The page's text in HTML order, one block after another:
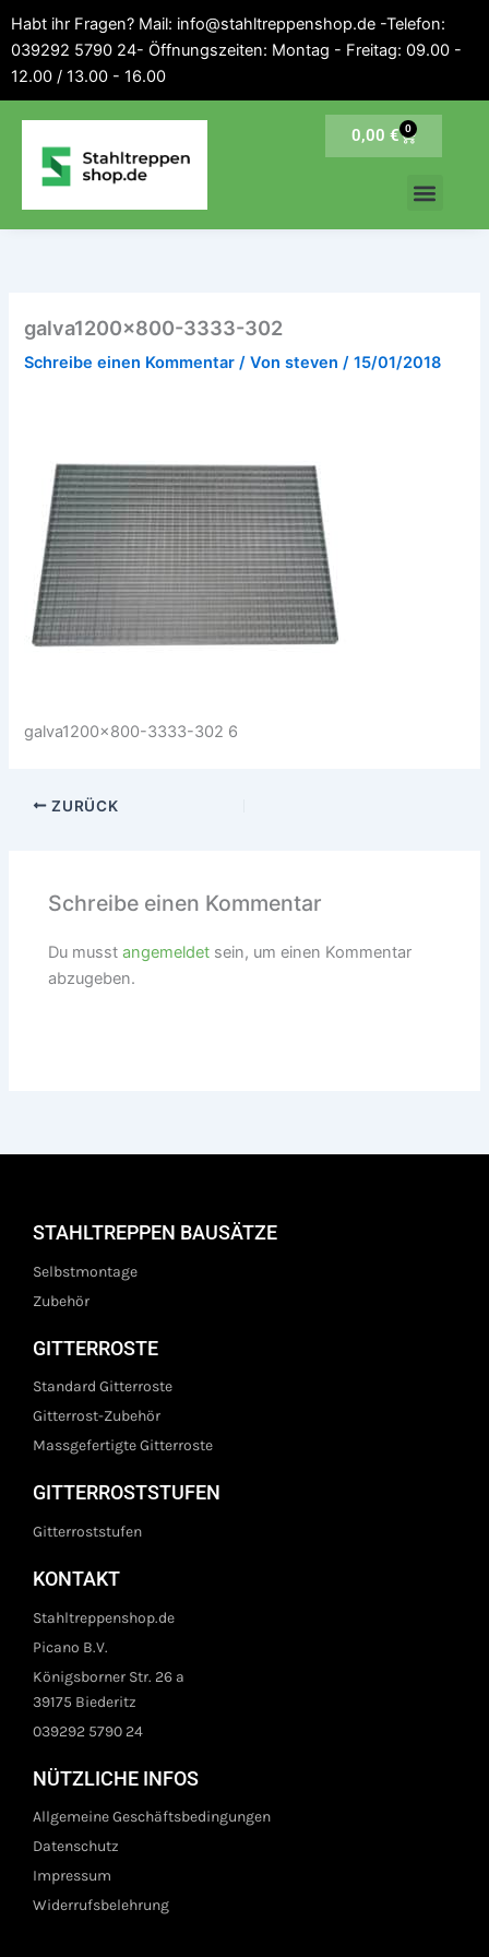
springen
Habt ihr Fragen? Mail: info@stahltreppenshop.de -Telefon:
039292 5790 24- Öffnungszeiten: Montag - Freitag: 09.00 -
12.00 / 13.00 - 16.00
0,00 € 0
Warenkorb
galva1200x800-3333-302
Schreibe einen Kommentar / Vonsteven/15/01/2018
galva1200x800-3333-302 6
ZURÜCK
Schreibe einen Kommentar
Du musstangemeldet sein, um einen Kommentar
abzugeben.
STAHLTREPPEN BAUSÄTZE
Selbstmontage
Zubehör
GITTERROSTE
Standard Gitterroste
Gitterrost-Zubehör
Massgefertigte Gitterroste
GITTERROSTSTUFEN
Gitterroststufen
KONTAKT
Stahltreppenshop.de
Picano B.V.
Königsborner Str. 26 a
39175 Biederitz
039292 5790 24
NÜTZLICHE INFOS
Allgemeine Geschäftsbedingungen
Datenschutz
Impressum
Widerrufsbelehrung